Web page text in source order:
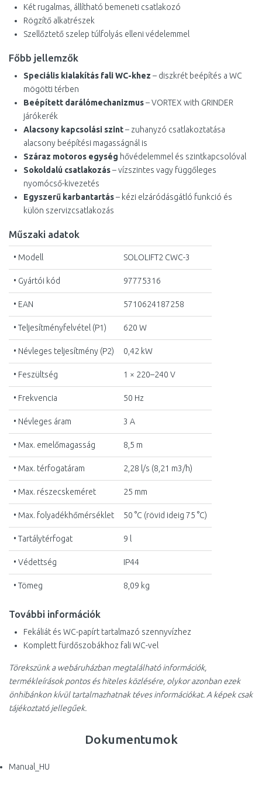
Két rugalmas, állítható bemeneti csatlakozó
Rögzítő alkatrészek
Szellőztető szelep túlfolyás elleni védelemmel
Főbb jellemzők
Speciális kialakítás fali WC-khez – diszkrét beépítés a WC
mögötti térben
Beépített darálómechanizmus– VORTEX with GRINDER
járókerék
Alacsony kapcsolási szint– zuhanyzó csatlakoztatása
alacsony beépítési magasságnál is
Száraz motoros egység hővédelemmel és szintkapcsolóval
Sokoldalú csatlakozás– vízszintes vagy függőleges
nyomócső-kivezetés
Egyszerű karbantartás– kézi elzáródásgátló funkció és
külön szervizcsatlakozás
Műszaki adatok
• Modell SOLOLIFT2 CWC-3
• Gyártói kód 97775316
• EAN 5710624187258
• Teljesítményfelvétel (P1) 620 W
• Névleges teljesítmény (P2) 0,42 kW
• Feszültség 1 × 220–240 V
• Frekvencia 50 Hz
• Névleges áram 3 A
• Max. emelőmagasság 8,5 m
• Max. térfogatáram 2,28 l/s (8,21 m3/h)
• Max. részecskeméret 25 mm
• Max. folyadékhőmérséklet 50 °C (rövid ideig 75 °C)
• Tartálytérfogat 9 l
• Védettség IP44
• Tömeg 8,09 kg
További információk
Fekáliát és WC-papírt tartalmazó szennyvízhez
Komplett fürdőszobákhoz fali WC-vel
Törekszünk a webáruházban megtalálható információk,
termékleírások pontos és hiteles közlésére, olykor azonban ezek
önhibánkon kívül tartalmazhatnak téves információkat. A képek csak
tájékoztató jellegűek.
Dokumentumok
Manual_HU